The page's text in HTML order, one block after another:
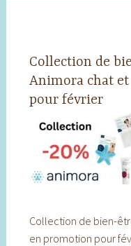
Collection de
Animora chat
pour février
Collection de bien-
en promotion pour